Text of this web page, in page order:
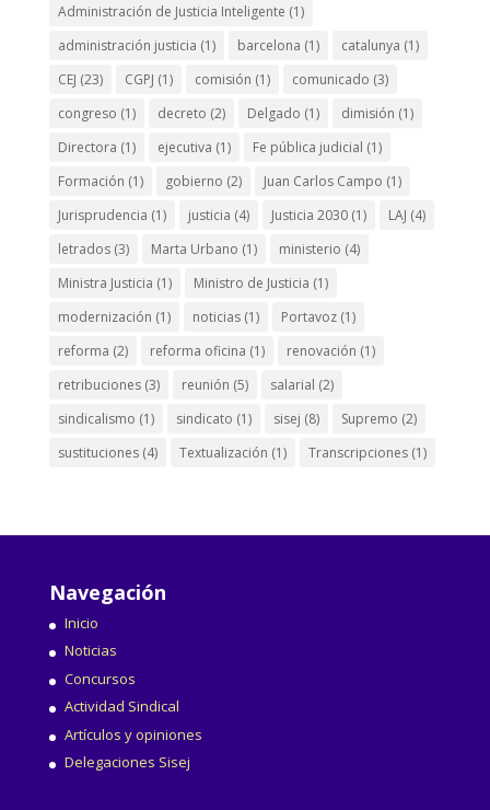
Administración de Justicia Inteligente (1)
administración justicia (1) barcelona (1) catalunya (1)
CEJ (23) CGPJ (1) comisión (1) comunicado (3)
congreso (1) decreto (2) Delgado (1) dimisión (1)
Directora (1) ejecutiva (1) Fe pública judicial (1)
Formación (1) gobierno (2) Juan Carlos Campo (1)
Jurisprudencia (1) justicia (4) Justicia 2030(1) LAJ (4)
letrados(3) Marta Urbano (1) ministerio (4)
Ministra Justicia (1) Ministro de Justicia (1)
modernización (1) noticias(1) Portavoz(1)
reforma (2) reforma oficina (1) renovación (1)
retribuciones(3) reunión (5) salarial (2)
sindicalismo (1) sindicato (1) sisej (8) Supremo (2)
sustituciones(4) Textualización (1) Transcripciones(1)
Navegación
Inicio
Noticias
Concursos
Actividad Sindical
Artículos y opiniones
Delegaciones Sisej